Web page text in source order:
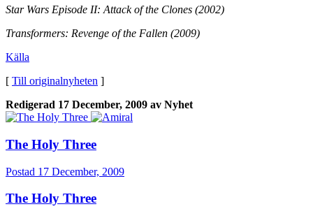
Star Wars Episode II: Attack of the Clones (2002)
Transformers: Revenge of the Fallen (2009)
Källa
[ Till originalnyheten ]
Redigerad 17 December, 2009 av Nyhet
The Holy Three
Postad 17 December, 2009
The Holy Three